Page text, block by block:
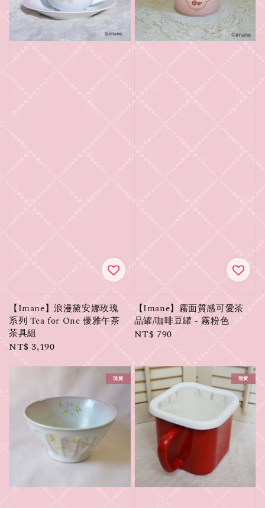
【Imane】浪漫黛安娜玫瑰
系列 Tea for One 優雅午茶
茶具組
Regular
NT$ 3,190
【Imane】霧面質感可愛茶
品罐/咖啡豆罐 - 霧粉色
Regular
NT$ 790
現貨 現貨